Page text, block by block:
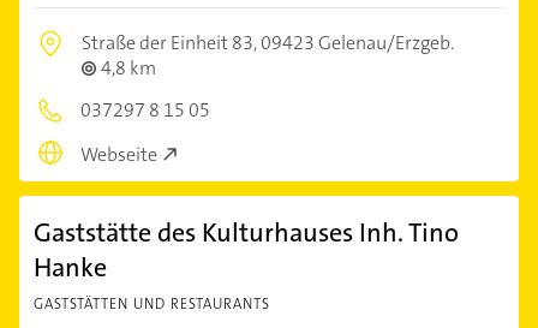
Straße der Einheit 83,09423 Gelenau/Erzgeb.
4,8 km
037297 8 15 05
Webseite
Gaststätte des Kulturhauses Inh. Tino
Hanke
GASTSTÄTTEN UND RESTAURANTS